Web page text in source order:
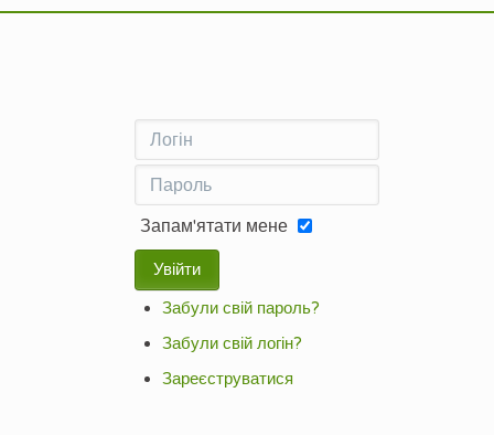
Запам'ятати мене
Увійти
Забули свій пароль?
Забули свій логін?
Зареєструватися